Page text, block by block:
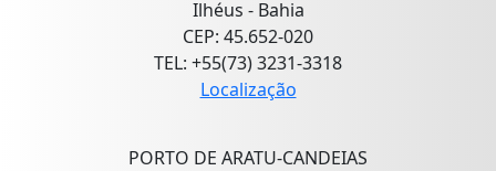
Ilhéus - Bahia
CEP: 45.652-020
TEL: +55(73) 3231-3318
Localização
PORTO DE ARATU-CANDEIAS